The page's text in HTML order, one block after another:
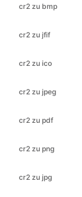
cr2 zu ico
cr2 zu jpeg
cr2 zu pdf
cr2 zu png
cr2 zu jpg
cr2 zu webp
gif zu bmp